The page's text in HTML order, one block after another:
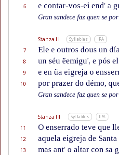
6
e contar-vos-ei end' a
Gran sandece faz quen se
Stanza II Syllables IPA
7 Ele e outros dous un
8
un séu ẽemigu', e pós
9
e en ũa eigreja o
10
por prazer do démo,
Gran sandece faz quen se
Stanza III Syllables IPA
11 O enserrado teve que
12
aquela eigreja de
13
mas ant' o altar con sa